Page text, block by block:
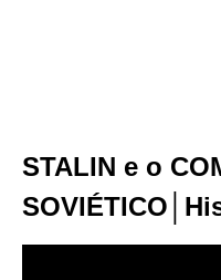
STALIN e o